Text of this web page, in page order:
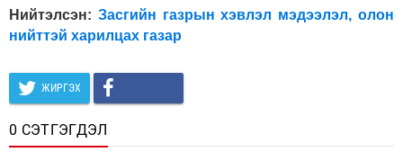
Нийтэлсэн: Засгийн газрын хэвлэл мэдээлэл, олон
нийттэй харилцах газар
ЖИРГЭХ
0 СЭТГЭГДЭЛ